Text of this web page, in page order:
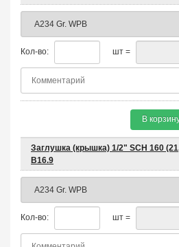
Кол-во: шт =
В
Заглушка (крышка) 1/2" SCH 160
B16.9
Кол-во: шт =